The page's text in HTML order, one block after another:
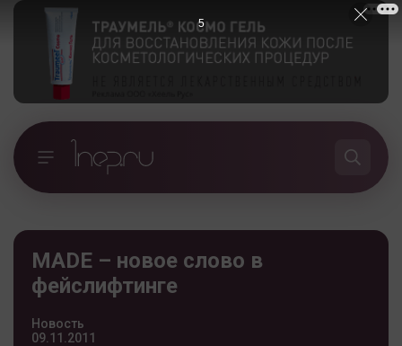
MADE – новое слово в
фейслифтинге
Новость
09.11.2011
5